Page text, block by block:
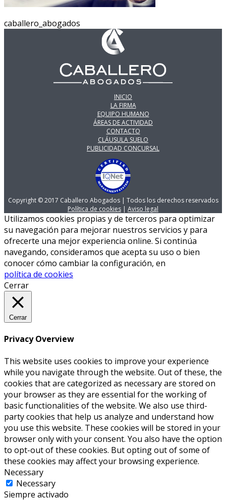
caballero_abogados
INICIO
LA FIRMA
EQUIPO HUMANO
ÁREAS DE ACTIVIDAD
CONTACTO
CLÁUSULA SUELO
PUBLICIDAD CONCURSAL
Copyright © 2017 Caballero Abogados | Todos los derechos reservados
Política de cookies | Aviso legal
Utilizamos cookies propias y de terceros para optimizar
su navegación para mejorar nuestros servicios y para
ofrecerte una mejor experiencia online. Si continúa
navegando, consideramos que acepta su uso o bien
conocer cómo cambiar la configuración, en
política de cookies
Cerrar
Cerrar
Privacy Overview
This website uses cookies to improve your experience
while you navigate through the website. Out of these, the
cookies that are categorized as necessary are stored on
your browser as they are essential for the working of
basic functionalities of the website. We also use third-
party cookies that help us analyze and understand how
you use this website. These cookies will be stored in your
browser only with your consent. You also have the option
to opt-out of these cookies. But opting out of some of
these cookies may affect your browsing experience.
Necessary
Necessary
Siempre activado